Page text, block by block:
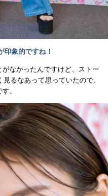
象的ですね！
なかったんですけど、ストー
るなあって思っていたので、
。